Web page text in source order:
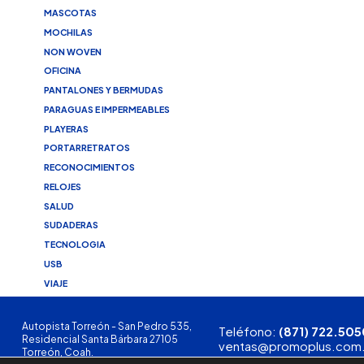
MASCOTAS
MOCHILAS
NON WOVEN
OFICINA
PANTALONES Y BERMUDAS
PARAGUAS E IMPERMEABLES
PLAYERAS
PORTARRETRATOS
RECONOCIMIENTOS
RELOJES
SALUD
SUDADERAS
TECNOLOGIA
USB
VIAJE
Autopista Torreón - San Pedro 535,
Residencial Santa Bárbara 27105
Torreón, Coah.
Teléfono: (871)